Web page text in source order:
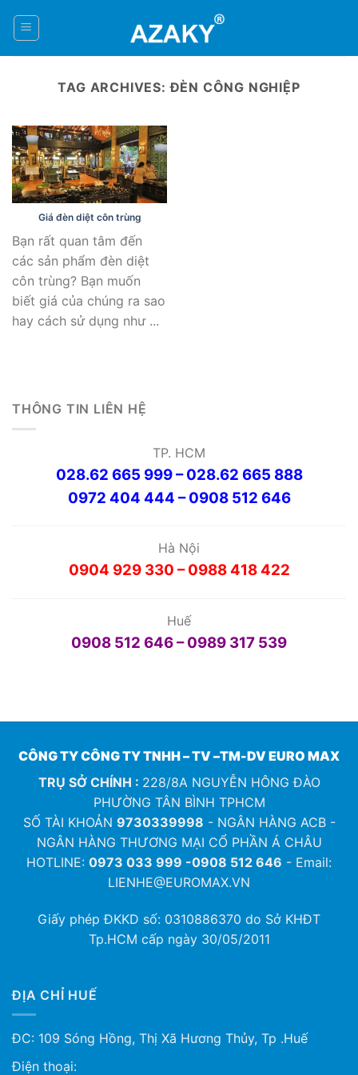
TAG ARCHIVES:ĐÈN CÔNG NGHIỆP
Giá đèn diệt côn trùng
Bạn rất quan tâm đến
các sản phẩm đèn diệt
côn trùng? Bạn muốn
biết giá của chúng ra sao
hay cách sử dụng như ...
THÔNG TIN LIÊN HỆ
TP. HCM
028.62 665 999 – 028.62 665 888
0972 404 444 – 0908 512 646
Hà Nội
0904 929 330 – 0988 418 422
Huế
0908 512 646 – 0989 317 539
CÔNG TY CÔNG TY TNHH – TV –TM-DV EURO MAX
TRỤ SỞ CHÍNH : 228/8A NGUYỄN HÔNG ĐÀO
PHƯỜNG TÂN BÌNH TPHCM
SỐ TÀI KHOẢN 9730339998 - NGÂN HÀNG ACB -
NGÂN HÀNG THƯƠNG MẠI CỔ PHẦN Á CHÂU
HOTLINE: 0973 033 999 -0908 512 646 - Email:
LIENHE@EUROMAX.VN
Giấy phép ĐKKD số: 0310886370 do Sở KHĐT
Tp.HCM cấp ngày 30/05/2011
ĐỊA CHỈ HUẾ
ĐC: 109 Sóng Hồng, Thị Xã Hương Thủy, Tp .Huế
Điện thoại: